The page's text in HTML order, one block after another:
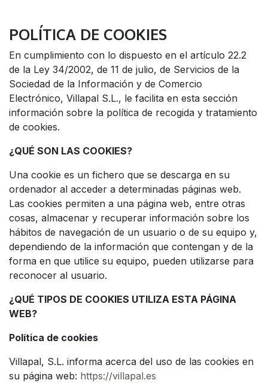
POLÍTICA DE COOKIES
En cumplimiento con lo dispuesto en el artículo 22.2
de la Ley 34/2002, de 11 de julio, de Servicios de la
Sociedad de la Información y de Comercio
Electrónico, Villapal S.L., le facilita en esta sección
información sobre la política de recogida y tratamiento
de cookies.
¿QUÉ SON LAS COOKIES?
Una cookie es un fichero que se descarga en su
ordenador al acceder a determinadas páginas web.
Las cookies permiten a una página web, entre otras
cosas, almacenar y recuperar información sobre los
hábitos de navegación de un usuario o de su equipo y,
dependiendo de la información que contengan y de la
forma en que utilice su equipo, pueden utilizarse para
reconocer al usuario.
¿QUÉ TIPOS DE COOKIES UTILIZA ESTA PÁGINA
WEB?
Política de cookies
Villapal, S.L. informa acerca del uso de las cookies en
su página web: https://villapal.es